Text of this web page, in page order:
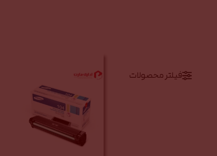
فیلتر محصولات